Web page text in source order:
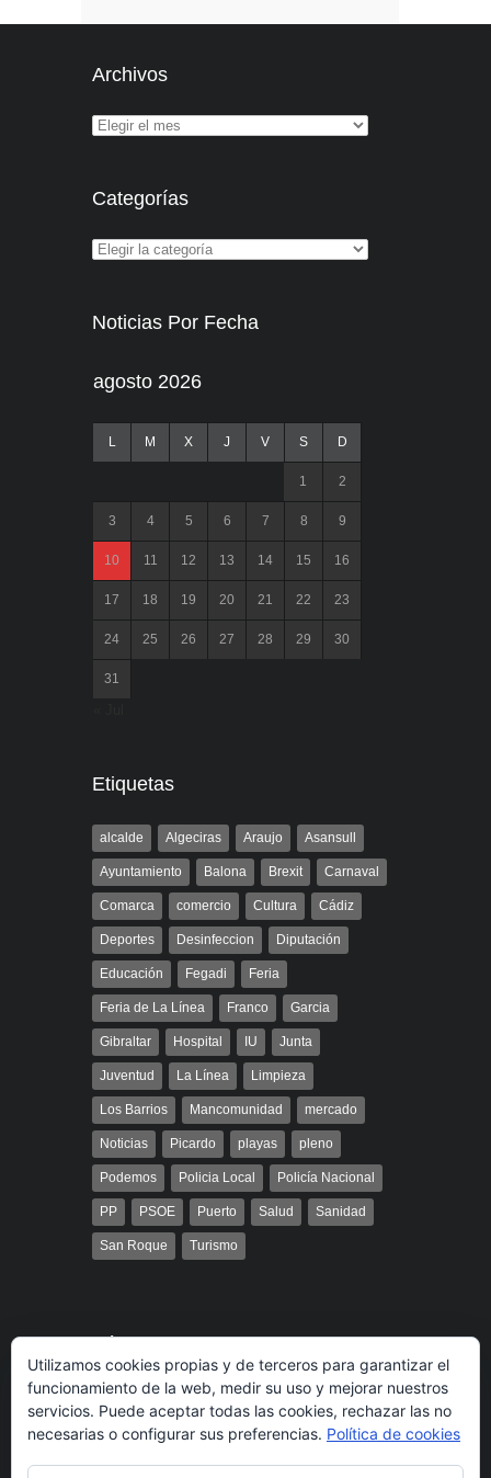
Archivos
Categorías
Noticias Por Fecha
agosto 2026
L M X J V S D
1 2
3 4 5 6 7 8 9
10 11 12 13 14 15 16
17 18 19 20 21 22 23
24 25 26 27 28 29 30
31
Etiquetas
alcalde Algeciras Araujo Asansull
Ayuntamiento Balona Brexit Carnaval
Comarca comercio Cultura Cádiz
Deportes Desinfeccion Diputación
Educación Fegadi Feria
Feria de La Línea Franco Garcia
Gibraltar Hospital IU Junta
Juventud La Línea Limpieza
Los Barrios Mancomunidad mercado
Noticias Picardo playas pleno
Podemos Policia Local Policía Nacional
PP PSOE Puerto Salud Sanidad
San Roque Turismo
Búsqueda
Utilizamos cookies propias y de terceros para garantizar el
funcionamiento de la web, medir su uso y mejorar nuestros
servicios. Puede aceptar todas las cookies, rechazar las no
necesarias o configurar sus preferencias. Política de cookies